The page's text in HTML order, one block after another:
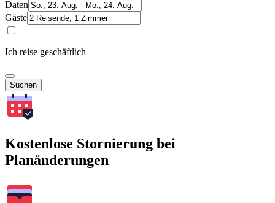
Daten
Gäste
Ich reise geschäftlich
Suchen
Kostenlose Stornierung bei
Planänderungen